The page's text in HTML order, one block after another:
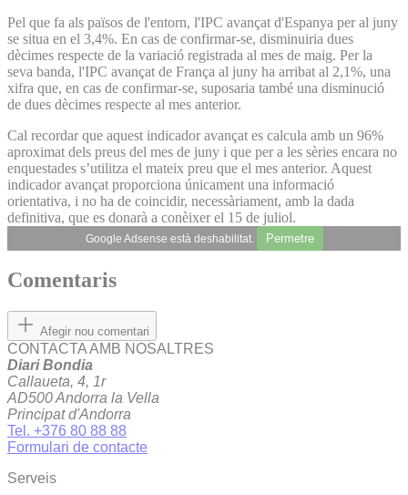
Pel que fa als països de l'entorn, l'IPC avançat d'Espanya per al juny
se situa en el 3,4%. En cas de confirmar-se, disminuiria dues
dècimes respecte de la variació registrada al mes de maig. Per la
seva banda, l'IPC avançat de França al juny ha arribat al 2,1%, una
xifra que, en cas de confirmar-se, suposaria també una disminució
de dues dècimes respecte al mes anterior.
Cal recordar que aquest indicador avançat es calcula amb un 96%
aproximat dels preus del mes de juny i que per a les sèries encara no
enquestades s’utilitza el mateix preu que el mes anterior. Aquest
indicador avançat proporciona únicament una informació
orientativa, i no ha de coincidir, necessàriament, amb la dada
definitiva, que es donarà a conèixer el 15 de juliol.
Google Adsense està deshabilitat. Permetre
Comentaris
Afegir nou comentari
CONTACTA AMB NOSALTRES
Diari Bondia
Callaueta, 4, 1r
AD500 Andorra la Vella
Principat d'Andorra
Tel. +376 80 88 88
Formulari de contacte
Serveis